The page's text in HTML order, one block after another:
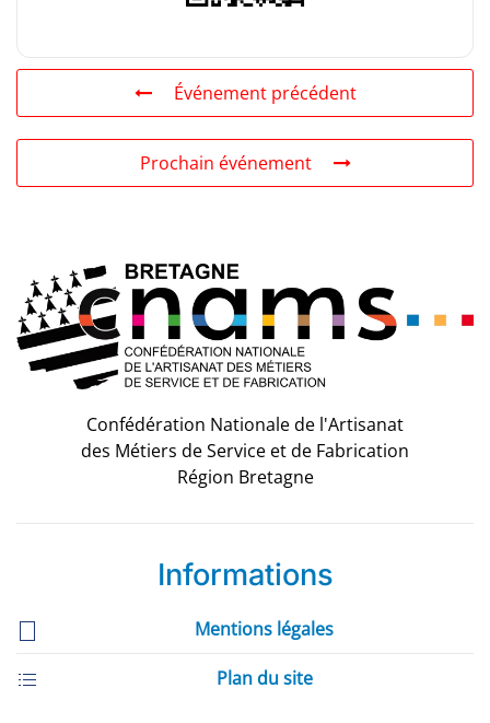
Événement précédent
Prochain événement
Confédération Nationale de l'Artisanat
des Métiers de Service et de Fabrication
Région Bretagne
Informations
Mentions légales
Plan du site